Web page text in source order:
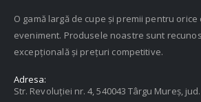
O gamă largă de cupe și premii pentru
eveniment. Produsele noastre sunt
excepțională și prețuri competitive.
Adresa:
Str. Revoluției nr. 4, 540043 Târgu Mureș,